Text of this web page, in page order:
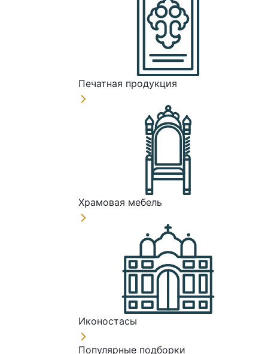
Печатная продукция
Храмовая мебель
Иконостасы
Популярные подборки